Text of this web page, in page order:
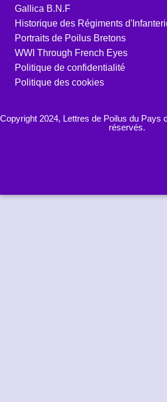
Gallica B.N.F
Historique des Régiments
Portraits de Poilus Bretons
WWI Through French Eyes
Politique de confidentialité
Politique des cookies
Copyright 2024, Lettres de Poilus du Pays
réservés.